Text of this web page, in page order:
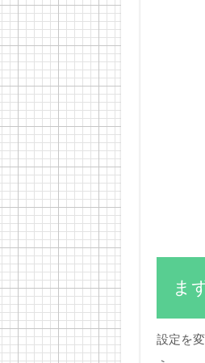
ま
設定を